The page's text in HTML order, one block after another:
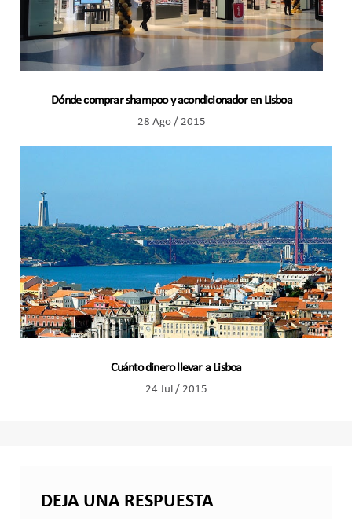
Dónde comprar shampoo y acondicionador en Lisboa
28 Ago / 2015
Cuánto dinero llevar a Lisboa
24 Jul / 2015
DEJA UNA RESPUESTA